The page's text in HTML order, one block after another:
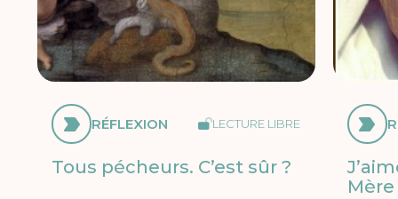
RÉFLEXION LECTURE LIBRE
Tous pécheurs. C’est sûr ?